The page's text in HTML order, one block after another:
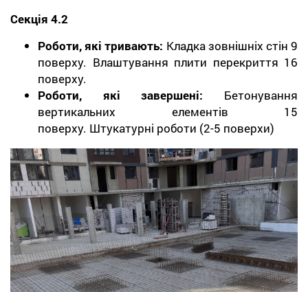
Секція 4.2
Роботи, які тривають: Кладка зовнішніх стін 9
поверху. Влаштування плити перекриття 16
поверху.
Роботи, які завершені: Бетонування
вертикальних елементів 15
поверху. Штукатурні роботи (2-5 поверхи)